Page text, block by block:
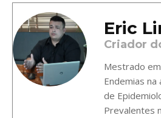
Eric
Criador
Mestrado
Endemias
de
Prevalentes